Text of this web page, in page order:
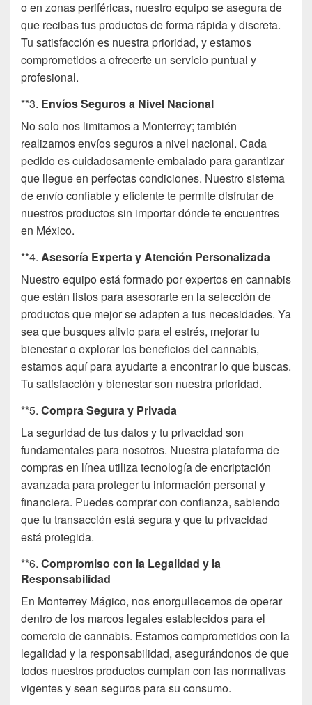
o en zonas periféricas, nuestro equipo se asegura de
que recibas tus productos de forma rápida y discreta.
Tu satisfacción es nuestra prioridad, y estamos
comprometidos a ofrecerte un servicio puntual y
profesional.
**3. Envíos Seguros a Nivel Nacional
No solo nos limitamos a Monterrey; también
realizamos envíos seguros a nivel nacional. Cada
pedido es cuidadosamente embalado para garantizar
que llegue en perfectas condiciones. Nuestro sistema
de envío confiable y eficiente te permite disfrutar de
nuestros productos sin importar dónde te encuentres
en México.
**4. Asesoría Experta y Atención Personalizada
Nuestro equipo está formado por expertos en cannabis
que están listos para asesorarte en la selección de
productos que mejor se adapten a tus necesidades. Ya
sea que busques alivio para el estrés, mejorar tu
bienestar o explorar los beneficios del cannabis,
estamos aquí para ayudarte a encontrar lo que buscas.
Tu satisfacción y bienestar son nuestra prioridad.
**5. Compra Segura y Privada
La seguridad de tus datos y tu privacidad son
fundamentales para nosotros. Nuestra plataforma de
compras en línea utiliza tecnología de encriptación
avanzada para proteger tu información personal y
financiera. Puedes comprar con confianza, sabiendo
que tu transacción está segura y que tu privacidad
está protegida.
**6. Compromiso con la Legalidad y la
Responsabilidad
En Monterrey Mágico, nos enorgullecemos de operar
dentro de los marcos legales establecidos para el
comercio de cannabis. Estamos comprometidos con la
legalidad y la responsabilidad, asegurándonos de que
todos nuestros productos cumplan con las normativas
vigentes y sean seguros para su consumo.